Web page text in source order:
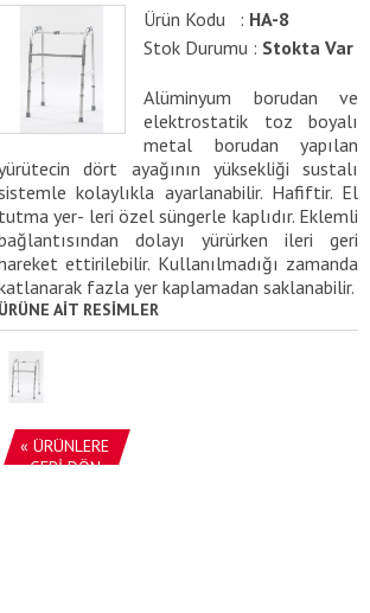
Ürün Kodu : HA-8
Stok Durumu : Stokta Var
Alüminyum borudan ve
elektrostatik toz boyalı
metal borudan yapılan
dört ayağının yüksekliği sustalı
kolaylıkla ayarlanabilir. Hafiftir. El
tutma yer- leri özel süngerle kaplıdır. Eklemli
dolayı yürürken ileri geri
ettirilebilir. Kullanılmadığı zamanda
fazla yer kaplamadan saklanabilir.
ÜRÜNE AİT RESİMLER
« ÜRÜNLERE
GERİ DÖN